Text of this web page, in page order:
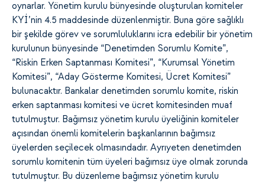
oynarlar. Yönetim kurulu bünyesinde oluşturulan komiteler
KYİ’nin 4.5 maddesinde düzenlenmiştir. Buna göre sağlıklı
bir şekilde görev ve sorumluluklarını icra edebilir bir yönetim
kurulunun bünyesinde “Denetimden Sorumlu Komite”,
“Riskin Erken Saptanması Komitesi”, “Kurumsal Yönetim
Komitesi”, “Aday Gösterme Komitesi, Ücret Komitesi”
bulunacaktır. Bankalar denetimden sorumlu komite, riskin
erken saptanması komitesi ve ücret komitesinden muaf
tutulmuştur. Bağımsız yönetim kurulu üyeliğinin komiteler
açısından önemli komitelerin başkanlarının bağımsız
üyelerden seçilecek olmasındadır. Ayrıyeten denetimden
sorumlu komitenin tüm üyeleri bağımsız üye olmak zorunda
tutulmuştur. Bu düzenleme bağımsız yönetim kurulu